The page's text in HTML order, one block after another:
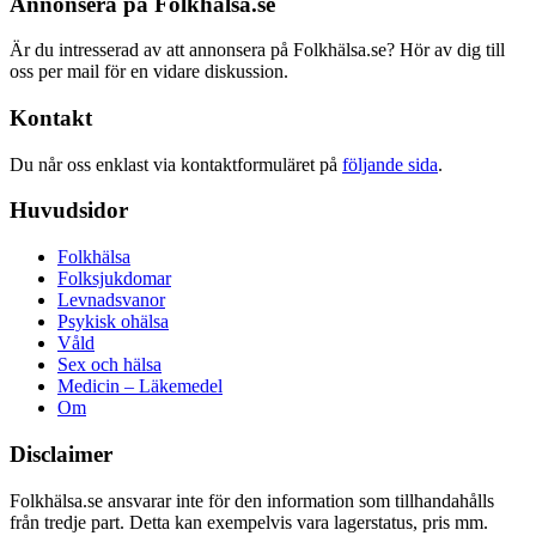
Är du intresserad av att annonsera på Folkhälsa.se? Hör av dig till
oss per mail för en vidare diskussion.
Kontakt
Du når oss enklast via kontaktformuläret på följande sida.
Huvudsidor
Folkhälsa
Folksjukdomar
Levnadsvanor
Psykisk ohälsa
Våld
Sex och hälsa
Medicin – Läkemedel
Om
Disclaimer
Folkhälsa.se ansvarar inte för den information som tillhandahålls
från tredje part. Detta kan exempelvis vara lagerstatus, pris mm.